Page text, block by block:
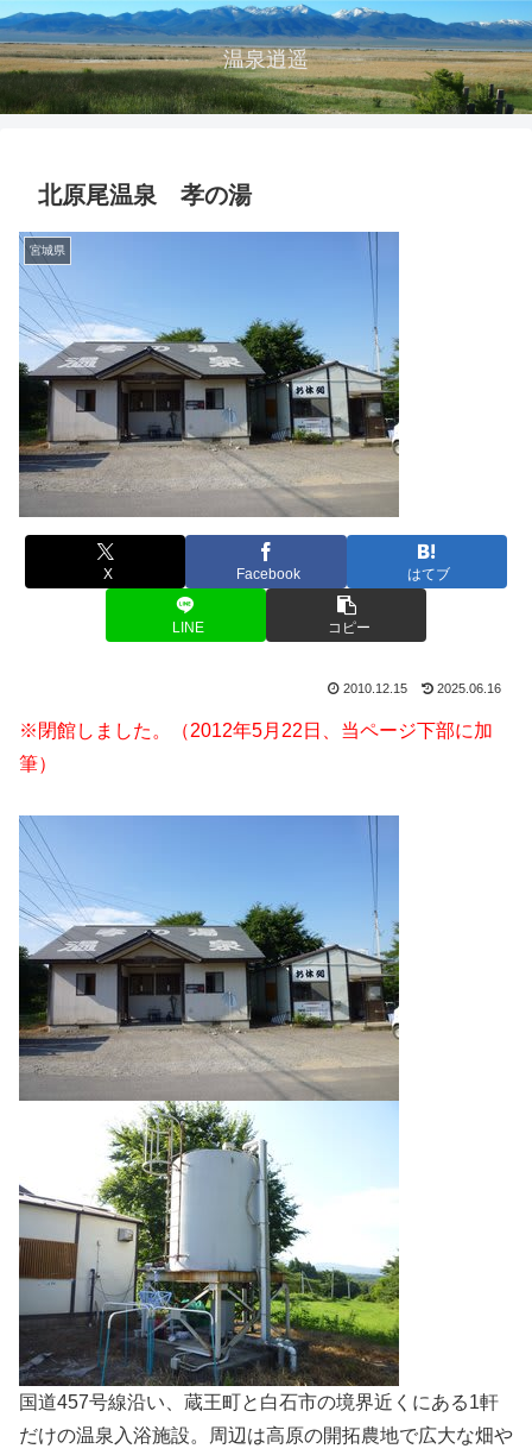
温泉逍遥
北原尾温泉 孝の湯
宮城県
X Facebook はてブ
LINE コピー
2010.12.15 2025.06.16
※閉館しました。（2012年5月22日、当ページ下部に加
筆）
国道457号線沿い、蔵王町と白石市の境界近くにある1軒
だけの温泉入浴施設。周辺は高原の開拓農地で広大な畑や